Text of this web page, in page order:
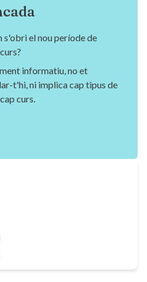
s'obri el nou període de
informatiu, no et
t'hi, ni implica cap tipus de
curs.